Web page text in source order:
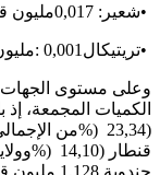
•شعير: 0,017مليون قنطار
•تريتيكال : 0,001
وعلى مستوى الجهات
(23,34
%)
قنطار (14,10
%)